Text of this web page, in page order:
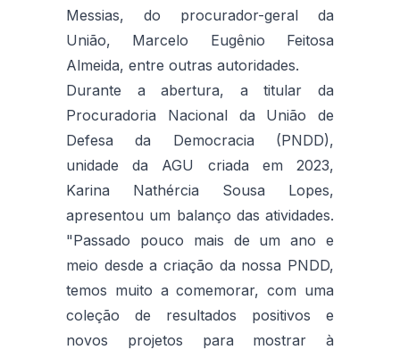
Messias, do procurador-geral da
União, Marcelo Eugênio Feitosa
Almeida, entre outras autoridades.
Durante a abertura, a titular da
Procuradoria Nacional da União de
Defesa da Democracia (PNDD),
unidade da AGU criada em 2023,
Karina Nathércia Sousa Lopes,
apresentou um balanço das atividades.
"Passado pouco mais de um ano e
meio desde a criação da nossa PNDD,
temos muito a comemorar, com uma
coleção de resultados positivos e
novos projetos para mostrar à